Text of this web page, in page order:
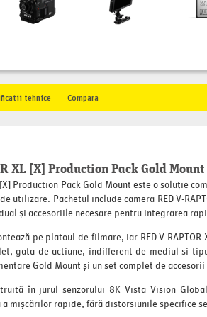
tehnice Compara
XL [X] Production Pack Gold
[X] Production Pack Gold Mount este o
utilizare. Pachetul include camera RED V-
și accesoriile necesare pentru integrarea
pe platoul de filmare, iar RED V-
gata de actiune, indifferent de mediul si
Gold Mount și un set complet de
în jurul senzorului 8K Vista Vision
mișcărilor rapide, fără distorsiunile specifice